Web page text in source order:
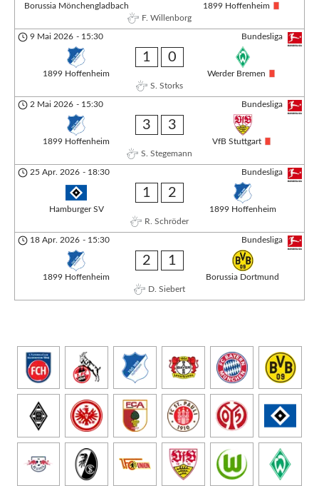
Borussia Mönchengladbach
1899 Hoffenheim
F. Willenborg
Bundesliga
9 Mai 2026 - 15:30
1899 Hoffenheim
1 0
Werder Bremen
S. Storks
Bundesliga
2 Mai 2026 - 15:30
1899 Hoffenheim
3 3
VfB Stuttgart
S. Stegemann
Bundesliga
25 Apr. 2026 - 18:30
Hamburger SV
1 2
1899 Hoffenheim
R. Schröder
Bundesliga
18 Apr. 2026 - 15:30
1899 Hoffenheim
2 1
Borussia Dortmund
D. Siebert